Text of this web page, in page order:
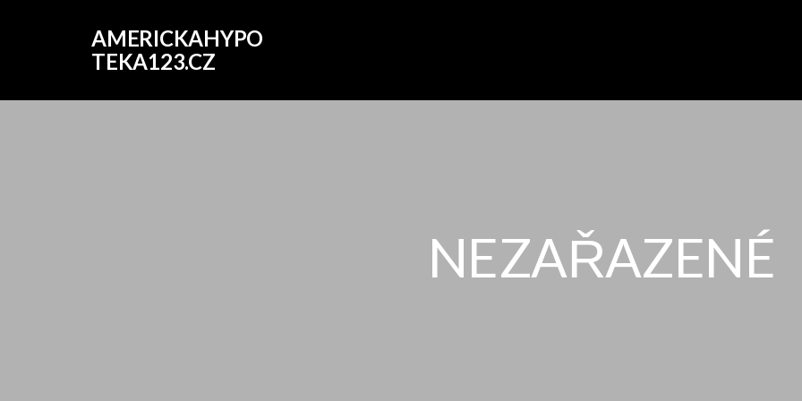
AMERICKAHYPO
TEKA123.CZ
NEZAŘAZENÉ